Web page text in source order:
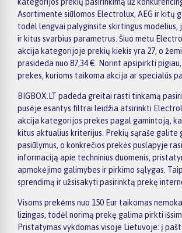
Asortimente siūlomos Electrolux, AEG ir kitų
todėl lengvai palyginsite skirtingus modelius,
ir kitus svarbius parametrus. Šiuo metu
akcija kategorijoje prekių kiekis yra 27, o
prasideda nuo 87,34 €. Norint apsipirkti
prekes, kurioms taikoma akcija ar specialūs
BIGBOX.LT padeda greitai rasti tinkamą
pusėje esantys filtrai leidžia atsirinkti
akcija kategorijos prekes pagal gamintoją,
kitus aktualius kriterijus. Prekių sąraše
pasiūlymus, o konkrečios prekės puslapyje
informaciją apie techninius duomenis,
apmokėjimo galimybes ir pirkimo sąlygas.
sprendimą ir užsisakyti pasirinktą prekę
Visoms prekėms nuo 150 Eur taikomas
lizingas, todėl norimą prekę galima pirkti
Pristatymas vykdomas visoje Lietuvoje: į